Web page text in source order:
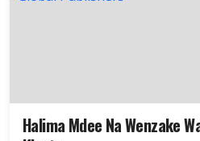
Halima Mdee Na Wenzake